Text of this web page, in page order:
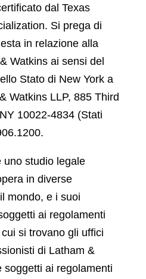
dal Texas
Si prega di
in relazione alla
Watkins ai sensi del
Stato di New York a
Watkins LLP, 885 Third
10022-4834 (Stati
uno studio legale
in diverse
mondo, e i suoi
ai regolamenti
si trovano gli uffici
di Latham &
soggetti ai regolamenti